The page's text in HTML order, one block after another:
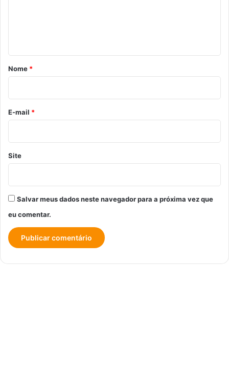
r
o
*
Nome *
E-mail *
Site
Salvar meus dados neste navegador para a próxima vez que
eu comentar.